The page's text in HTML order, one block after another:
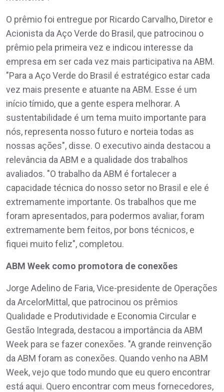
O prêmio foi entregue por Ricardo Carvalho, Diretor e
Acionista da Aço Verde do Brasil, que patrocinou o
prêmio pela primeira vez e indicou interesse da
empresa em ser cada vez mais participativa na ABM.
"Para a Aço Verde do Brasil é estratégico estar cada
vez mais presente e atuante na ABM. Esse é um
início tímido, que a gente espera melhorar. A
sustentabilidade é um tema muito importante para
nós, representa nosso futuro e norteia todas as
nossas ações", disse. O executivo ainda destacou a
relevância da ABM e a qualidade dos trabalhos
avaliados. "O trabalho da ABM é fortalecer a
capacidade técnica do nosso setor no Brasil e ele é
extremamente importante. Os trabalhos que me
foram apresentados, para podermos avaliar, foram
extremamente bem feitos, por bons técnicos, e
fiquei muito feliz", completou.
ABM Week como promotora de conexões
Jorge Adelino de Faria, Vice-presidente de Operações
da ArcelorMittal, que patrocinou os prêmios
Qualidade e Produtividade e Economia Circular e
Gestão Integrada, destacou a importância da ABM
Week para se fazer conexões. "A grande reinvenção
da ABM foram as conexões. Quando venho na ABM
Week, vejo que todo mundo que eu quero encontrar
está aqui. Quero encontrar com meus fornecedores,